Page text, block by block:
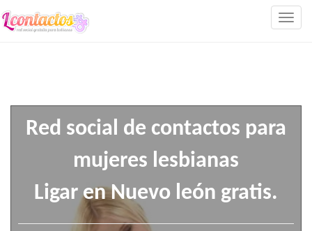
Red social de contactos para
mujeres lesbianas
Ligar en Nuevo león gratis.